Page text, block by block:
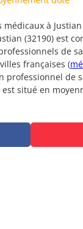
médicaux à
(32190) est
de
françaises (
professionnel de
situé en